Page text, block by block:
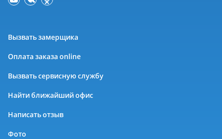
Вызвать замерщика
Оплата заказа online
Вызвать сервисную службу
Найти ближайший офис
Написать отзыв
Фото